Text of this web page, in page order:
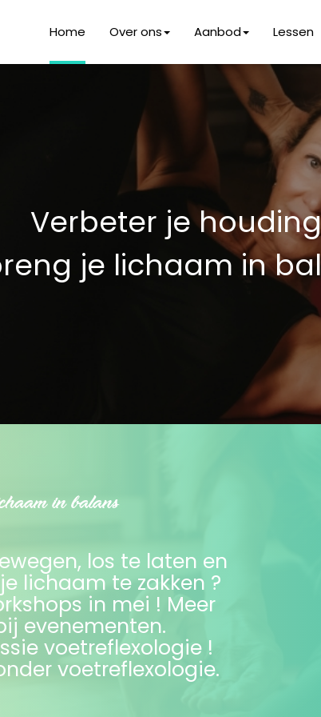
Home Over ons Aanbod Lessen
Verbeter je
je lichaam in
in balans
los te laten en
lichaam te zakken ?
in mei ! Meer
evenementen.
voetreflexologie !
voetreflexologie.